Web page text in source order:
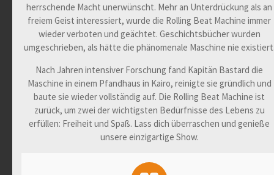
herrschende Macht unerwünscht. Mehr an Unterdrückung als an
freiem Geist interessiert, wurde die Rolling Beat Machine immer
wieder verboten und geächtet. Geschichtsbücher wurden
umgeschrieben, als hätte die phänomenale Maschine nie
Nach Jahren intensiver Forschung fand Kapitän Bastard die
Maschine in einem Pfandhaus in Kairo, reinigte sie gründlich und
baute sie wieder vollständig auf. Die Rolling Beat Machine ist
zurück, um zwei der wichtigsten Bedürfnisse des Lebens zu
erfüllen: Freiheit und Spaß. Lass dich überraschen und genieße
unsere einzigartige Show.